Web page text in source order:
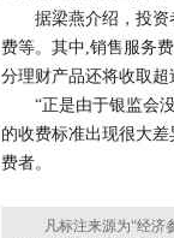
据梁燕介绍，投资者
费等。其中,销售服务
分理财产品还将收取超
“正是由于银监会没
的收费标准出现很大
费者。
凡标注来源为“经济参